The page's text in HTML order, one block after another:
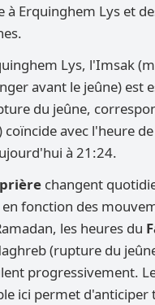
à Erquinghem Lys et
Lys, l'Imsak
avant le jeûne) est
du jeûne,
coïncide avec l'heure
à 21:24.
changent
fonction des
les heures du
(rupture du
progressivement.
ici permet d'anticiper